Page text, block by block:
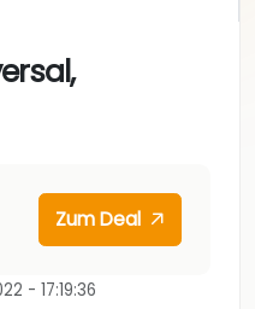
Zum Deal
- 17:19:36